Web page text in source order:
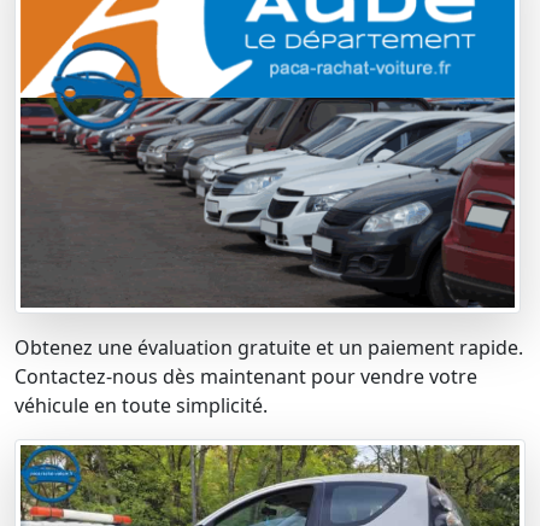
Obtenez une évaluation gratuite et un paiement rapide.
Contactez-nous dès maintenant pour vendre votre
véhicule en toute simplicité.